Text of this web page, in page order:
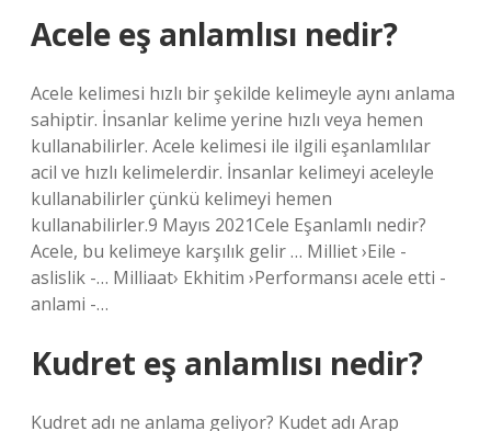
Acele eş anlamlısı nedir?
Acele kelimesi hızlı bir şekilde kelimeyle aynı anlama
sahiptir. İnsanlar kelime yerine hızlı veya hemen
kullanabilirler. Acele kelimesi ile ilgili eşanlamlılar
acil ve hızlı kelimelerdir. İnsanlar kelimeyi aceleyle
kullanabilirler çünkü kelimeyi hemen
kullanabilirler.9 Mayıs 2021Cele Eşanlamlı nedir?
Acele, bu kelimeye karşılık gelir … Milliet ›Eile -
aslislik -… Milliaat› Ekhitim ›Performansı acele etti -
anlami -…
Kudret eş anlamlısı nedir?
Kudret adı ne anlama geliyor? Kudet adı Arap